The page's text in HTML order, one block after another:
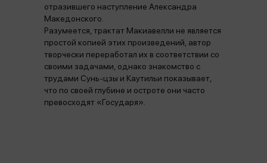
отразившего наступление Александра
Македонского.
Разумеется, трактат Макиавелли не является
простой копией этих произведений, автор
творчески переработал их в соответствии со
своими задачами, однако знакомство с
трудами Сунь-цзы и Каутильи показывает,
что по своей глубине и остроте они часто
превосходят «Государя».